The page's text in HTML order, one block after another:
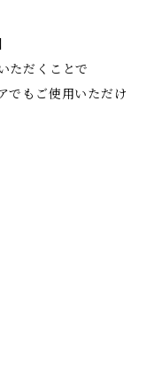
ただくことで
でもご使用いただけ